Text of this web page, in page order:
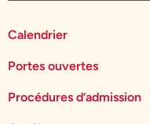
Calendrier
Portes ouvertes
Procédures d’admission